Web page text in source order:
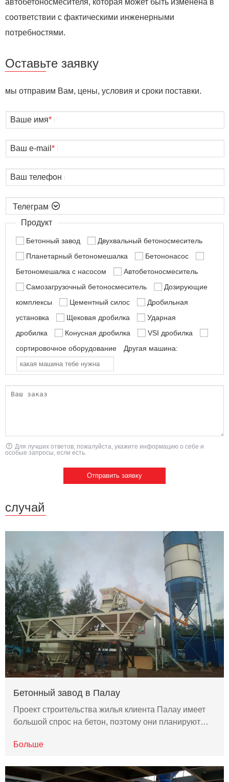
автобетоносмесителя, которая может быть изменена в
соответствии с фактическими инженерными
потребностями.
Оставьте заявку
мы отправим Вам, цены, условия и сроки поставки.
Ваше имя*
Ваш e-mail *
Ваш телефон

Продукт
Бетонный завод
Двухвальный бетоносмеситель
Планетарный бетономешалка
Бетононасос
Бетономешалка с насосом
Автобетоносмеситель
Самозагрузочный бетоносмеситель
Дозирующие
комплексы
Цементный силос
Дробильная
установка
Щековая дробилка
Ударная
дробилка
Конусная дробилка
VSI дробилка
сортировочное оборудование
Другая машина:
Для лучших ответов, пожалуйста, укажите информацию о себе и
особые запросы, если есть.
случай
Бетонный завод в Палау
Проект строительства жилья клиента Палау имеет
большой спрос на бетон, поэтому они планируют…
Больше